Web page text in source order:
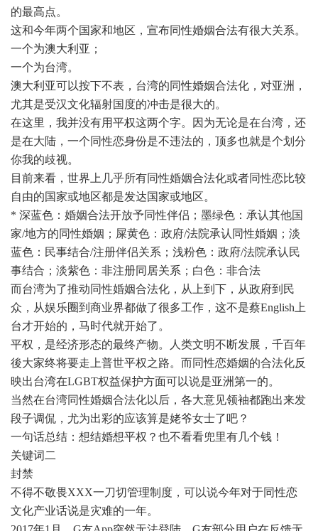
的最高点。
这和今年两个国家和地区，宣布同性婚姻合法有很大关系。
一个为澳大利亚；
一个为台湾。
澳大利亚可以按下不表，台湾的同性婚姻合法化，对亚洲，
尤其是受汉文化辐射国度的冲击是很大的。
在这里，我并没有用平权这两个字。因为无论是在台湾，还
是在大陆，一个同性恋身份是不违法的，顶多也就是个划分
你我的歧视。
目前来看，世界上几乎所有同性婚姻合法化或者同性恋比较
自由的国家或地区都是发达国家或地区。
* 深蓝色：婚姻合法开放予同性伴侣；墨绿色：承认其他国
家/地方的同性婚姻；屎黄色：政府/法院承认同性婚姻；淡
蓝色：民事结合/注册伴侣关系；浅粉色：政府/法院承认民
事结合；淡紫色：非注册同居关系；白色：非合法
而台湾为了推动同性婚姻合法化，从上到下，从政府到民
众，从娱乐圈到商业界都做了很多工作，这不是蔡English上
台才开始的，马时代就开始了。
平权，是经济形态的最终产物。人类文明不断发展，千百年
後大家终将要走上普世平权之路。而同性恋婚姻的合法化反
映出台湾在LGBT权益保护方面可以说是亚洲第一的。
当然在台湾同性婚姻合法化以后，各大意见领袖都跑出来发
段子调侃，尤为出彩的应该算是姥爷女士了吧？
一句话总结：想结婚想平权？也不看看兜里有几个钱！
关键词二
封禁
不得不敬畏XXX一刀切管理制度，可以说今年对于同性恋
文化产业话说是灾难的一年。